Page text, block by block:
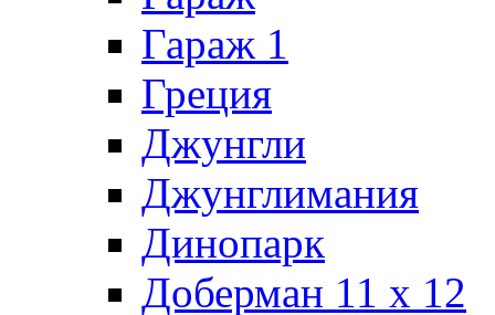
Гараж 1
Греция
Джунгли
Джунглимания
Динопарк
Доберман 11 х 12